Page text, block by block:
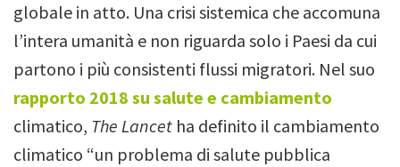
globale in atto. Una crisi sistemica che accomuna
l’intera umanità e non riguarda solo i Paesi da cui
partono i più consistenti flussi migratori. Nel suo
rapporto 2018 su salute e cambiamento
climatico, The Lancet ha definito il cambiamento
climatico “un problema di salute pubblica